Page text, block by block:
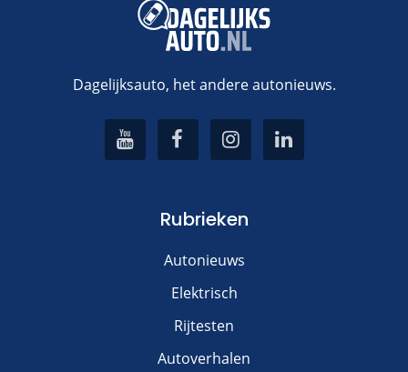
Dagelijksauto, het andere autonieuws.
Rubrieken
Autonieuws
Elektrisch
Rijtesten
Autoverhalen